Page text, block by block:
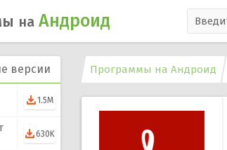
на Андроид
версии
1.5M
630K
Программы на Андроид